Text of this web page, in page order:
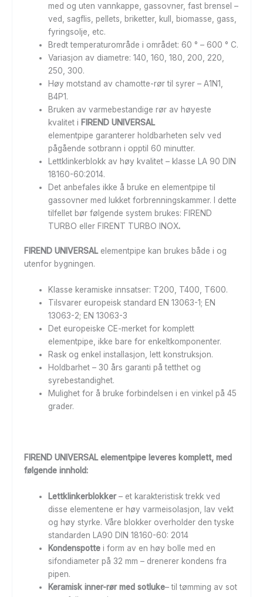
med og uten vannkappe, gassovner, fast brensel –
ved, sagflis, pellets, briketter, kull, biomasse, gass,
fyringsolje, etc.
Bredt temperaturområde i området: 60 ° – 600 ° C.
Variasjon av diametre: 140, 160, 180, 200, 220,
250, 300.
Høy motstand av chamotte-rør til syrer – A1N1,
B4P1.
Bruken av varmebestandige rør av høyeste
kvalitet i FIREND UNIVERSAL
elementpipe garanterer holdbarheten selv ved
pågående sotbrann i opptil 60 minutter.
Lettklinkerblokk av høy kvalitet – klasse LA 90 DIN
18160-60:2014.
Det anbefales ikke å bruke en elementpipe til
gassovner med lukket forbrenningskammer. I dette
tilfellet bør følgende system brukes: FIREND
TURBO eller FIRENT TURBO INOX.
FIREND UNIVERSALelementpipe kan brukes både i og
utenfor bygningen.
Klasse keramiske innsatser: T200, T400, T600.
Tilsvarer europeisk standard EN 13063-1; EN
13063-2; EN 13063-3
Det europeiske CE-merket for komplett
elementpipe, ikke bare for enkeltkomponenter.
Rask og enkel installasjon, lett konstruksjon.
Holdbarhet – 30 års garanti på tetthet og
syrebestandighet.
Mulighet for å bruke forbindelsen i en vinkel på 45
grader.
FIREND UNIVERSAL elementpipe leveres komplett, med
følgende innhold:
Lettklinkerblokker– et karakteristisk trekk ved
disse elementene er høy varmeisolasjon, lav vekt
og høy styrke. Våre blokker overholder den tyske
standarden LA90 DIN 18160-60: 2014
Kondenspottei form av en høy bolle med en
sifondiameter på 32 mm – drenerer kondens fra
pipen.
Keramisk inner-rør med sotluke– til tømming av sot